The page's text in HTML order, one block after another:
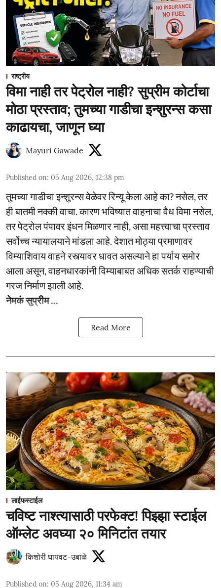
राष्ट्रीय
विमा नाही तर पेट्रोल नाही? सुप्रीम कोर्टाचा
मोठा प्रस्ताव; तुमच्या गाडीचा इन्शुरन्स कसा
काढायचा, जाणून घ्या
Mayuri Gawade
Published on: 05 Aug 2026, 12:38 pm
तुमच्या गाडीचा इन्शुरन्स वेळेवर रिन्यू केला आहे का? नसेल, तर
ही बातमी नक्की वाचा. कारण भविष्यात वाहनाचा वैध विमा नसेल,
तर पेट्रोल पंपावर इंधन मिळणार नाही, असा महत्त्वाचा प्रस्ताव
सर्वोच्च न्यायालयाने मांडला आहे. देशात मोठ्या प्रमाणावर
विम्याशिवाय वाहने रस्त्यावर धावत असल्याने हा पर्याय समोर
आला असून, वाहनधारकांनी विम्याबाबत अधिक सतर्क राहण्याची
गरज निर्माण झाली आहे.
नेमकं सुप्रीम ...
Read More
लाईफस्टाईल
चविष्ट नाश्त्यासाठी परफेक्ट! पिझ्झा स्टाईल
ऑम्लेट अवघ्या २० मिनिटांत तयार
किशोरी घायवट-उबाळे
Published on: 05 Aug 2026, 11:34 am